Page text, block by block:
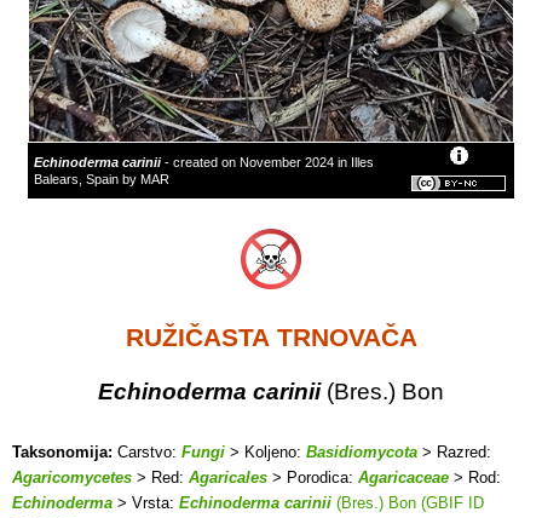
Echinoderma carinii- created on November 2024 in Illes
Balears, Spain by MAR
RUŽIČASTA TRNOVAČA
Echinoderma carinii (Bres.) Bon
Taksonomija: Carstvo: Fungi > Koljeno: Basidiomycota > Razred:
Agaricomycetes > Red: Agaricales > Porodica: Agaricaceae > Rod:
Echinoderma > Vrsta: Echinoderma carinii (Bres.) Bon (GBIF ID